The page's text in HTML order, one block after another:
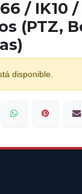
/ IK10
(PTZ,
disponible.